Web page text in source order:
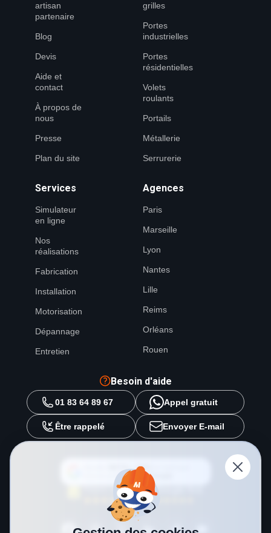
artisan
partenaire
Blog
Devis
Aide et
contact
À propos de
nous
Presse
Plan du site
grilles
Portes
industrielles
Portes
résidentielles
Volets
roulants
Portails
Métallerie
Serrurerie
Services
Simulateur
en ligne
Nos
réalisations
Fabrication
Installation
Motorisation
Dépannage
Entretien
Agences
Paris
Marseille
Lyon
Nantes
Lille
Reims
Orléans
Rouen
Besoin d'aide
01 83 64 89 67 Appel gratuit
Être rappelé Envoyer E-mail
METAL 2000
source préférée surGoogle